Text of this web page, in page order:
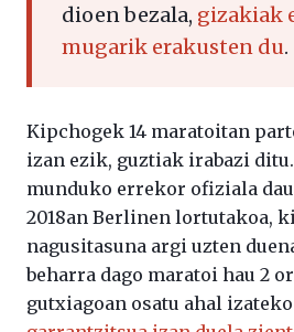
dioen bezala, gizakiak
mugarik erakusten du.
Kipchogek 14 maratoitan
izan ezik, guztiak irabazi
munduko errekor ofiziala
2018an Berlinen lortutakoa,
nagusitasuna argi uzten
beharra dago maratoi hau 2
gutxiagoan osatu ahal izateko